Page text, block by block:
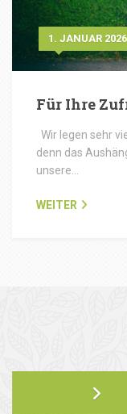
1. JANUAR 2026
Für Ihre
Wir legen sehr
denn das
unsere…
WEITER